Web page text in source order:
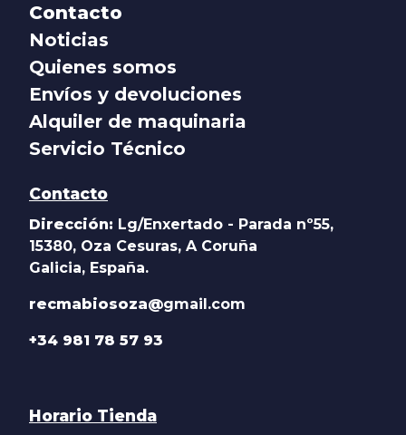
Contacto
Noticias
Quienes somos
Envíos y devoluciones
Alquiler de maquinaria
Servicio Técnico
Contacto
Dirección: Lg/Enxertado - Parada nº55,
15380, Oza Cesuras, A Coruña
Galicia, España.
recmabiosoza@gmail.com
+34 981 78 57 93
Horario Tienda